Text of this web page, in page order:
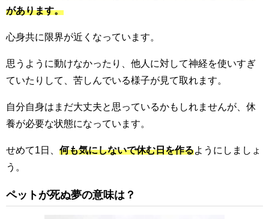
があります。
心身共に限界が近くなっています。
思うように動けなかったり、他人に対して神経を使いすぎ
ていたりして、苦しんでいる様子が見て取れます。
自分自身はまだ大丈夫と思っているかもしれませんが、休
養が必要な状態になっています。
せめて1日、 何も気にしないで休む日を作る ようにしましょ
う。
ペットが死ぬ夢の意味は？